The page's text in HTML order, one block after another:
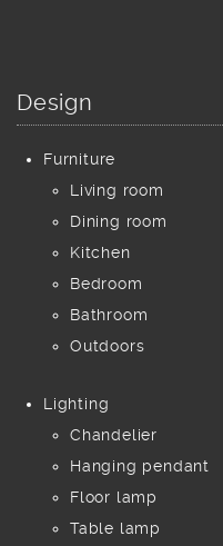
Design
Furniture
Living room
Dining room
Kitchen
Bedroom
Bathroom
Outdoors
Lighting
Chandelier
Hanging pendant
Floor lamp
Table lamp